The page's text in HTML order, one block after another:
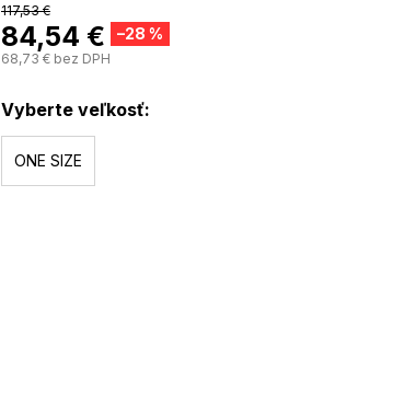
117,53 €
–28 %
84,54 €
68,73 € bez DPH
Vyberte veľkosť:
ONE SIZE